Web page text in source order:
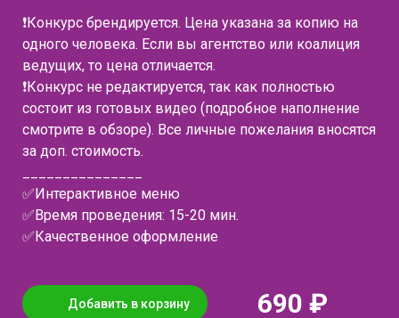
❗Конкурс брендируется. Цена указана за копию на
одного человека. Если вы агентство или коалиция
ведущих, то цена отличается.
❗Конкурс не редактируется, так как полностью
состоит из готовых видео (подробное наполнение
смотрите в обзоре). Все личные пожелания вносятся
за доп. стоимость.
✅Интерактивное меню
✅Время проведения: 15-20 мин.
✅Качественное оформление
Добавить в корзину 690 ₽